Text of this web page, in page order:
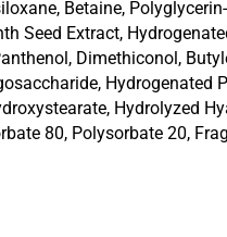
Betaine,
Seed Extract,
Dimethiconol,
Hydrogenated
Hydrolyzed
80, Polysorbate 20,